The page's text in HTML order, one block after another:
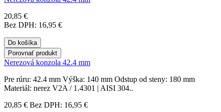
20,85 €
Bez DPH: 16,95 €
Do košíka
Porovnať produkt
Nerezová konzola 42.4 mm
Pre rúru: 42.4 mm Výška: 140 mm Odstup od steny: 180 mm
Materiál: nerez V2A / 1.4301 | AISI 304..
20,85 € Bez DPH: 16,95 €